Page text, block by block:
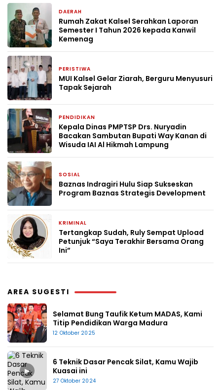
DAERAH
Rumah Zakat Kalsel Serahkan Laporan
Semester I Tahun 2026 kepada Kanwil
Kemenag
PERISTIWA
MUI Kalsel Gelar Ziarah, Berguru Menyusuri
Tapak Sejarah
PENDIDIKAN
Kepala Dinas PMPTSP Drs. Nuryadin
Bacakan Sambutan Bupati Way Kanan di
Wisuda IAI Al Hikmah Lampung
SOSIAL
Baznas Indragiri Hulu Siap Sukseskan
Program Baznas Strategis Development
KRIMINAL
Tertangkap Sudah, Ruly Sempat Upload
Petunjuk “Saya Terakhir Bersama Orang
Ini”
AREA SUGESTI
Selamat Bung Taufik Ketum MADAS, Kami
Titip Pendidikan Warga Madura
12 Oktober 2025
▶
6 Teknik Dasar Pencak Silat, Kamu Wajib
Kuasai ini
27 Oktober 2024